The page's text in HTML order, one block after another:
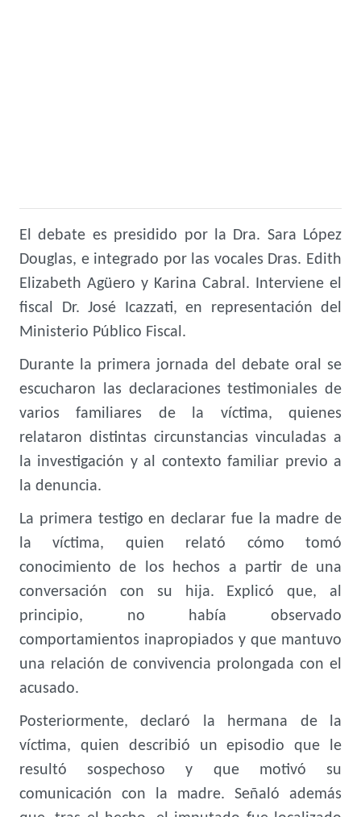
El debate es presidido por la Dra. Sara López
Douglas, e integrado por las vocales Dras. Edith
Elizabeth Agüero y Karina Cabral. Interviene el
fiscal Dr. José Icazzati, en representación del
Ministerio Público Fiscal.
Durante la primera jornada del debate oral se
escucharon las declaraciones testimoniales de
varios familiares de la víctima, quienes
relataron distintas circunstancias vinculadas a
la investigación y al contexto familiar previo a
la denuncia.
La primera testigo en declarar fue la madre de
la víctima, quien relató cómo tomó
conocimiento de los hechos a partir de una
conversación con su hija. Explicó que, al
principio, no había observado
comportamientos inapropiados y que mantuvo
una relación de convivencia prolongada con el
acusado.
Posteriormente, declaró la hermana de la
víctima, quien describió un episodio que le
resultó sospechoso y que motivó su
comunicación con la madre. Señaló además